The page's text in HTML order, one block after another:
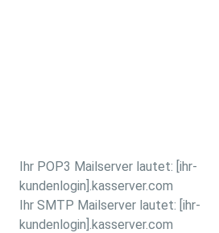
Ihr POP3 Mailserver lautet: [ihr-
kundenlogin].kasserver.com
Ihr SMTP Mailserver lautet: [ihr-
kundenlogin].kasserver.com